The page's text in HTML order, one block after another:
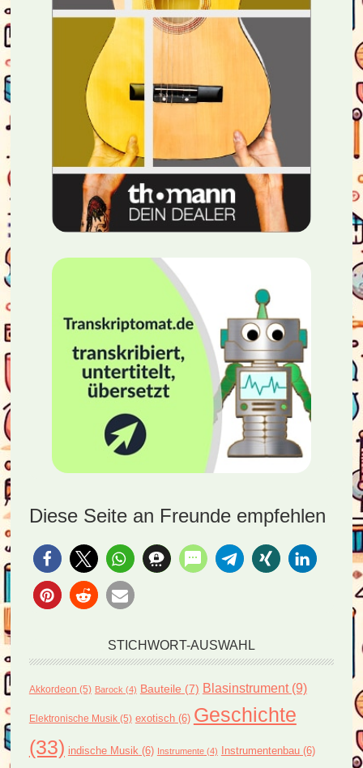
Diese Seite an Freunde empfehlen
STICHWORT-AUSWAHL
Akkordeon (5) Barock(4) Bauteile (7) Blasinstrument(9)
Elektronische Musik(5) exotisch(6) Geschichte
(33) indische Musik(6) Instrumente(4) Instrumentenbau(6)